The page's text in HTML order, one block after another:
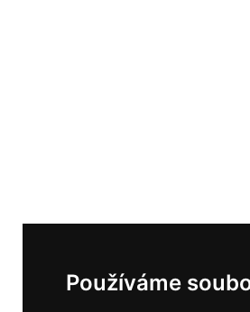
Používáme